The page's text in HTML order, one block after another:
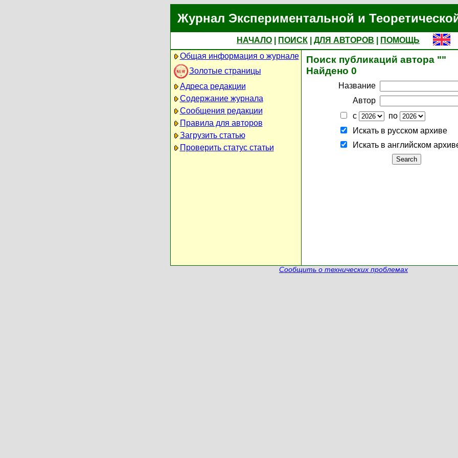
Журнал Экспериментальной и
НАЧАЛО ПОИСК ДЛЯ АВТОРОВ
ПОМОЩЬ
Общая информация о журнале
Золотые страницы
Адреса редакции
Содержание журнала
Сообщения редакции
Правила для авторов
Загрузить статью
Проверить статус статьи
Поиск публикаций автора ""
Найдено 0
Название
Автор
с
по
Искать в русском архиве
Искать в английском
Сообщить о технических проблемах